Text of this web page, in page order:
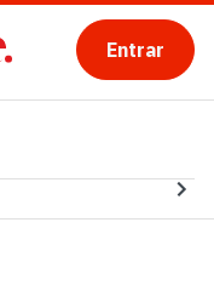
Entrar